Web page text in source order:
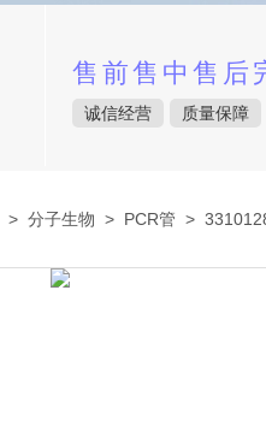
售前售中售后
诚信经营 质量保障
> 分子生物 > PCR管 >